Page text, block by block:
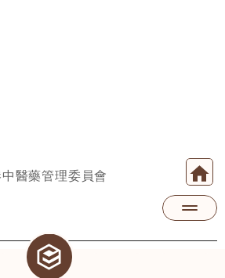
醫藥管理委員會
LIMITED Copyright 2026© All rights